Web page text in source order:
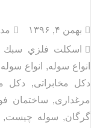
بهمن ۴, ۱۳۹۶
اسكلت فلزي سبك
انواع سوله, انواع
دکل مخابراتی, دکل
مرغداری, ساختمان
گرگان, سوله چیست,